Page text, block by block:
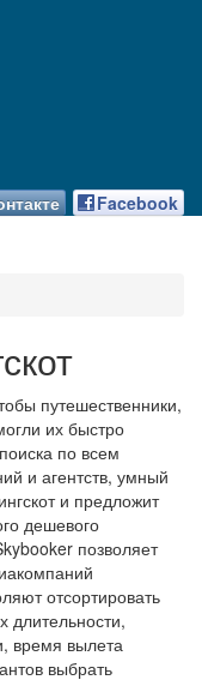
Facebook
путешественники,
их быстро
по всем
и агентств, умный
и предложит
дешевого
позволяет
отсортировать
длительности,
время вылета
выбрать